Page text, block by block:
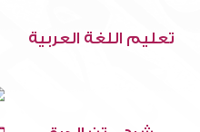
تعليم اللغة العربية